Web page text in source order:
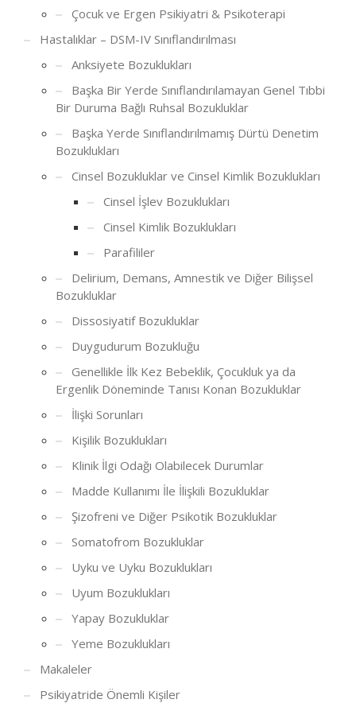
Çocuk ve Ergen Psikiyatri & Psikoterapi
Hastalıklar – DSM-IV Sınıflandırılması
Anksiyete Bozuklukları
Başka Bir Yerde Sınıflandırılamayan Genel Tıbbi
Bir Duruma Bağlı Ruhsal Bozukluklar
Başka Yerde Sınıflandırılmamış Dürtü Denetim
Bozuklukları
Cinsel Bozukluklar ve Cinsel Kimlik Bozuklukları
Cinsel İşlev Bozuklukları
Cinsel Kimlik Bozuklukları
Parafililer
Delirium, Demans, Amnestik ve Diğer Bilişsel
Bozukluklar
Dissosiyatif Bozukluklar
Duygudurum Bozukluğu
Genellikle İlk Kez Bebeklik, Çocukluk ya da
Ergenlik Döneminde Tanısı Konan Bozukluklar
İlişki Sorunları
Kişilik Bozuklukları
Klinik İlgi Odağı Olabilecek Durumlar
Madde Kullanımı İle İlişkili Bozukluklar
Şizofreni ve Diğer Psikotik Bozukluklar
Somatofrom Bozukluklar
Uyku ve Uyku Bozuklukları
Uyum Bozuklukları
Yapay Bozukluklar
Yeme Bozuklukları
Makaleler
Psikiyatride Önemli Kişiler